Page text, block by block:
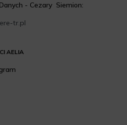
AELIA
- Cezary Siemion:
tr.pl